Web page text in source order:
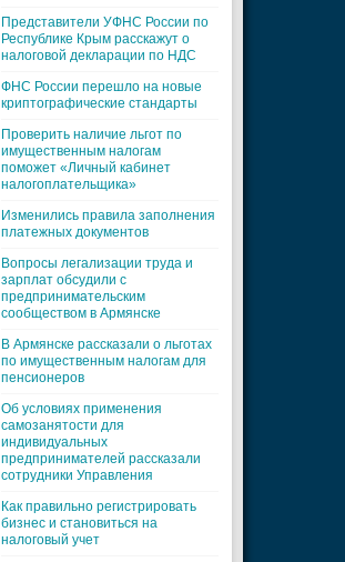
Представители УФНС России по
Республике Крым расскажут о
налоговой декларации по НДС
ФНС России перешло на новые
криптографические стандарты
Проверить наличие льгот по
имущественным налогам
поможет «Личный кабинет
налогоплательщика»
Изменились правила заполнения
платежных документов
Вопросы легализации труда и
зарплат обсудили с
предпринимательским
сообществом в Армянске
В Армянске рассказали о льготах
по имущественным налогам для
пенсионеров
Об условиях применения
самозанятости для
индивидуальных
предпринимателей рассказали
сотрудники Управления
Как правильно регистрировать
бизнес и становиться на
налоговый учет